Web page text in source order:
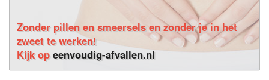
Zonder pillen en smeersels en zonder je in het
zweet te werken!
Kijk opeenvoudig-afvallen.nl